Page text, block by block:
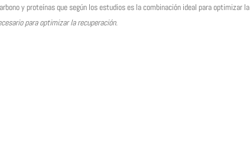
y proteínas que según los estudios es la combinación ideal para optimizar
para optimizar la recuperación.